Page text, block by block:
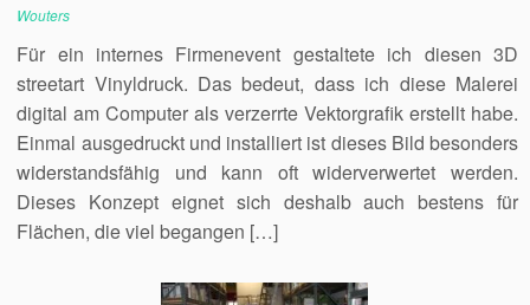
Wouters
Für ein internes Firmenevent gestaltete ich diesen 3D
streetart Vinyldruck. Das bedeut, dass ich diese Malerei
digital am Computer als verzerrte Vektorgrafik erstellt habe.
Einmal ausgedruckt und installiert ist dieses Bild besonders
widerstandsfähig und kann oft widerverwertet werden.
Dieses Konzept eignet sich deshalb auch bestens für
Flächen, die viel begangen […]